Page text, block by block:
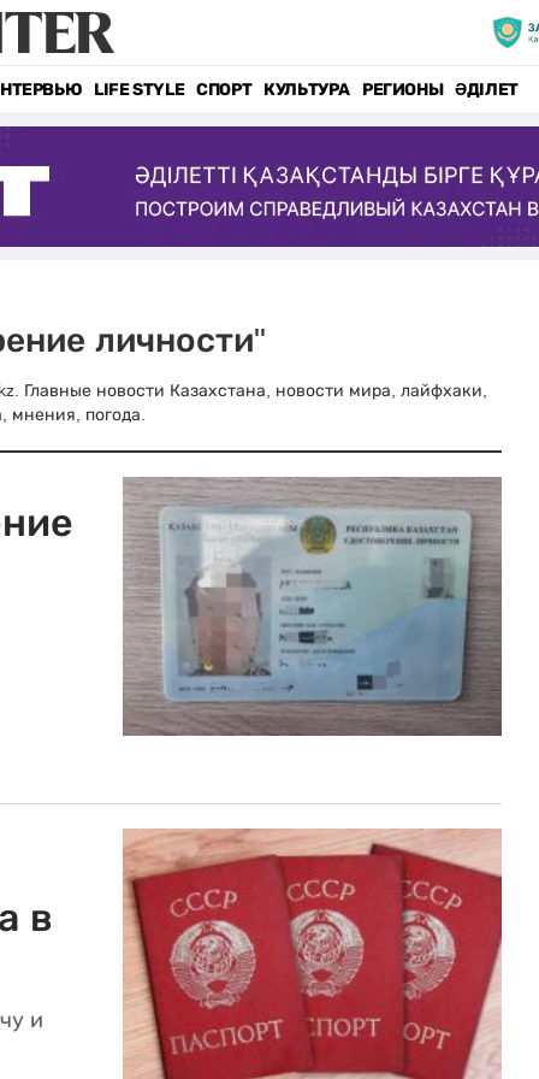
LIFE STYLE СПОРТ КУЛЬТУРА РЕГИОНЫ ӘДІЛЕТ
личности"
Главные новости Казахстана, новости мира, лайфхаки,
мнения, погода.
в
и